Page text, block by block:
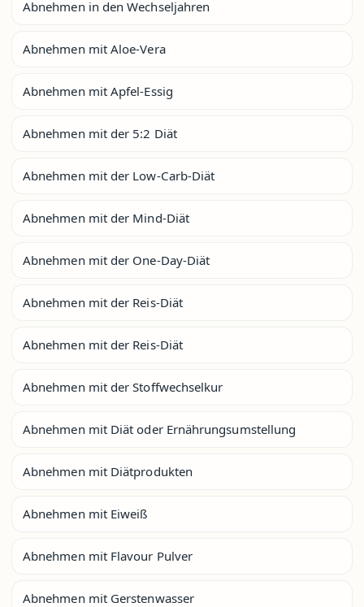
Abnehmen in den Wechseljahren
Abnehmen mit Aloe-Vera
Abnehmen mit Apfel-Essig
Abnehmen mit der 5:2 Diät
Abnehmen mit der Low-Carb-Diät
Abnehmen mit der Mind-Diät
Abnehmen mit der One-Day-Diät
Abnehmen mit der Reis-Diät
Abnehmen mit der Reis-Diät
Abnehmen mit der Stoffwechselkur
Abnehmen mit Diät oder Ernährungsumstellung
Abnehmen mit Diätprodukten
Abnehmen mit Eiweiß
Abnehmen mit Flavour Pulver
Abnehmen mit Gerstenwasser